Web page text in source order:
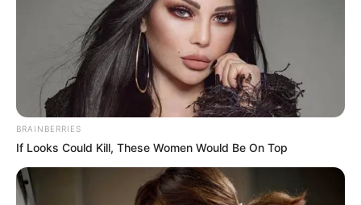
BRAINBERRIES
If Looks Could Kill, These Women Would Be On Top